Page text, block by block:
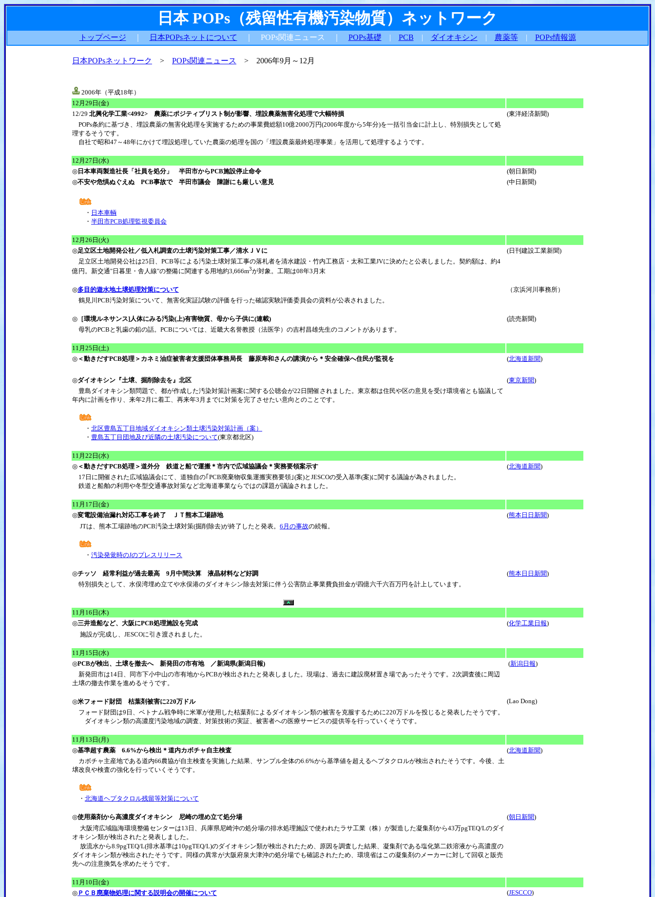
日本 POPs（残留性有機汚染物質）ネットワーク
トップページ 日本POPsネットについて ｜ POPs関連ニュース ｜ POPs基礎 | PCB | ダイオキシン | 農薬等| POPs情報源
日本POPsネットワーク > POPs関連ニュース > 2006年9月～12月
2006年（平成18年）
12月29日(金)
12/29 北興化学工業<4992> 農薬にポジティブリスト制が影響、埋設農薬無害化処理で大幅特損
(東洋経済新聞)
POPs条約に基づき、埋設農薬の無害化処理を実施するための事業費総額10億2000万円(2006年度から5年分)を一括引当金に計上し、特別損失として処
理するそうです。
自社で昭和47～48年にかけて埋設処理していた農薬の処理を国の「埋設農薬最終処理事業」を活用して処理するようです。
12月27日(水)
◎ 日本車両製造社長「社員を処分」 半田市からPCB施設停止命令
(朝日新聞)
◎不安や危惧ぬぐえぬ PCB事故で 半田市議会 陳謝にも厳しい意見 (中日新聞)
・ 日本車輌
・ 半田市PCB処理監視委員会
12月26日(火)
◎足立区土地開発公社／低入札調査の土壌汚染対策工事／清水ＪＶに
(日刊建設工業新聞)
足立区土地開発公社は25日、PCB等による汚染土壌対策工事の落札者を清水建設・竹内工務店・太和工業JVに決めたと公表しました。契約額は、約4
億円。新交通"日暮里・舎人線"の整備に関連する用地約3,666m3が対象。工期は08年3月末
◎多目的遊水地土壌処理対策について
（京浜河川事務所）
鶴見川PCB汚染対策について、無害化実証試験の評価を行った確認実験評価委員会の資料が公表されました。
◎ ［環境ルネサンス]人体にみる汚染(上)有害物質、母から子供に(連載)
(読売新聞)
母乳のPCBと乳歯の鉛の話。PCBについては、近畿大名誉教授（法医学）の吉村昌雄先生のコメントがあります。
11月25日(土)
◎ ＜動きだすPCB処理＞カネミ油症被害者支援団体事務局長 藤原寿和さんの講演から＊安全確保へ住民が監視を (北海道新聞)
◎ダイオキシン『土壌、掘削除去を』北区 (東京新聞)
豊島ダイオキシン類問題で、都が作成した汚染対策計画案に関する公聴会が22日開催されました。東京都は住民や区の意見を受け環境省とも協議して
年内に計画を作り、来年2月に着工、再来年3月までに対策を完了させたい意向とのことです。
・ 北区豊島五丁目地域ダイオキシン類土壌汚染対策計画（案）
・ 豊島五丁目団地及び近隣の土壌汚染について(東京都北区)
11月22日(水)
◎ ＜動きだすPCB処理＞道外分 鉄道と船で運搬＊市内で広域協議会＊実務要領案示す (北海道新聞)
17日に開催された広域協議会にて、道独自の｢PCB廃棄物収集運搬実務要領｣(案)とJESCOの受入基準(案)に関する議論が為されました。
鉄道と船舶の利用や冬型交通事故対策など北海道事業ならではの課題が議論されました。
11月17日(金)
◎変電設備油漏れ対応工事を終了 ＪＴ熊本工場跡地 (熊本日日新聞)
JTは、熊本工場跡地のPCB汚染土壌対策(掘削除去)が終了したと発表。 6月の事故の続報。
・ 汚染発覚時のJのプレスリリース
◎チッソ 経常利益が過去最高 9月中間決算 液晶材料など好調 (熊本日日新聞)
特別損失として、水俣湾埋め立てや水俣港のダイオキシン除去対策に伴う公害防止事業費負担金が四億六千六百万円を計上しています。
11月16日(木)
◎三井造船など、大阪にPCB処理施設を完成 (化学工業日報)
施設が完成し、JESCOに引き渡されました。
11月15日(水)
◎PCBが検出、土壌を撤去へ 新発田の市有地 ／新潟県(新潟日報) (新潟日報)
新発田市は14日、同市下小中山の市有地からPCBが検出されたと発表しました。現場は、過去に建設廃材置き場であったそうです。2次調査後に周辺
土壌の撤去作業を進めるそうです。
◎米フォード財団 枯葉剤被害に220万ドル
(Lao Dong)
フォード財団は9日、ベトナム戦争時に米軍が使用した枯葉剤によるダイオキシン類の被害を克服するために220万ドルを投じると発表したそうです。
ダイオキシン類の高濃度汚染地域の調査、対策技術の実証、被害者への医療サービスの提供等を行っていくそうです。
11月13日(月)
◎基準超す農薬 6.6%から検出＊道内カボチャ自主検査 (北海道新聞)
カボチャ主産地である道内66農協が自主検査を実施した結果、サンプル全体の6.6%から基準値を超えるヘプタクロルが検出されたそうです。今後、土
壌改良や検査の強化を行っていくそうです。
・ 北海道ヘプタクロル残留等対策について
◎使用薬剤から高濃度ダイオキシン 尼崎の埋め立て処分場 (朝日新聞)
大阪湾広域臨海環境整備センターは13日、兵庫県尼崎沖の処分場の排水処理施設で使われたラサ工業（株）が製造した凝集剤から43万pgTEQ/Lのダイ
オキシン類が検出されたと発表しました。
放流水から8.9pgTEQ/L(排水基準は10pgTEQ/L)のダイオキシン類が検出されたため、原因を調査した結果、凝集剤である塩化第二鉄溶液から高濃度の
ダイオキシン類が検出されたそうです。同様の異常が大阪府泉大津沖の処分場でも確認されたため、環境省はこの凝集剤のメーカーに対して回収と販売
先への注意換気を求めたそうです。
11月10日(金)
◎ ＰＣＢ廃棄物処理に関する説明会の開催について (JESCCO)